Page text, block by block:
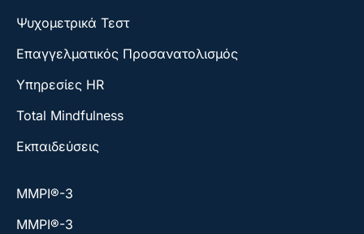
Ψυχομετρικά Τεστ
Επαγγελματικός Προσανατολισμός
Υπηρεσίες HR
Total Mindfulness
Εκπαιδεύσεις
ΜΜΡΙ®-3
ΜΜΡΙ®-3